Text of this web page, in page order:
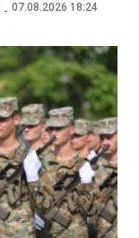
07.08.2026 18:24